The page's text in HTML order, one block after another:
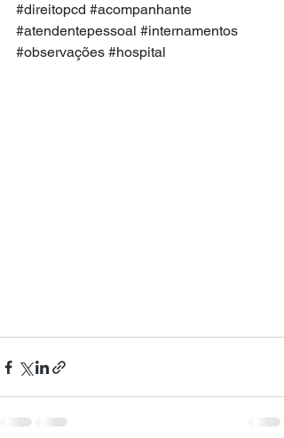
#direitopcd #acompanhante
#atendentepessoal #internamentos
#observações #hospital